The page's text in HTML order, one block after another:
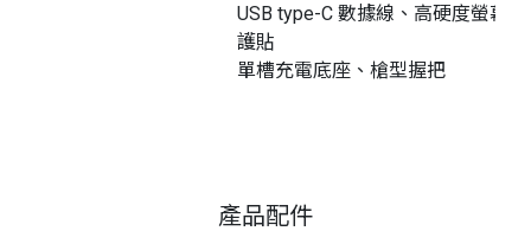
USB type-C 數據線、高硬度螢幕保
護貼
單槽充電底座、槍型握把
產品配件